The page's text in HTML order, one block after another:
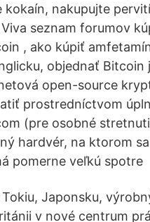
kokaín, nakupujte
seznam forumov
, ako kúpiť
objednať Bitcoin
open-source
prostredníctvom
(pre osobné
hardvér, na ktorom
pomerne veľkú spotre
Japonsku,
v nové centrum